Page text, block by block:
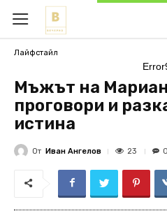
Лайфстайл
Мъжът на
проговори и
истина
От Иван Ангелов 23 0